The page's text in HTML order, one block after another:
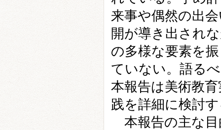
来事や偶然の出
開が導き出され
の多様な要素を
ていない。語る
本報告は美術教
践を詳細に検討
本報告の主な目